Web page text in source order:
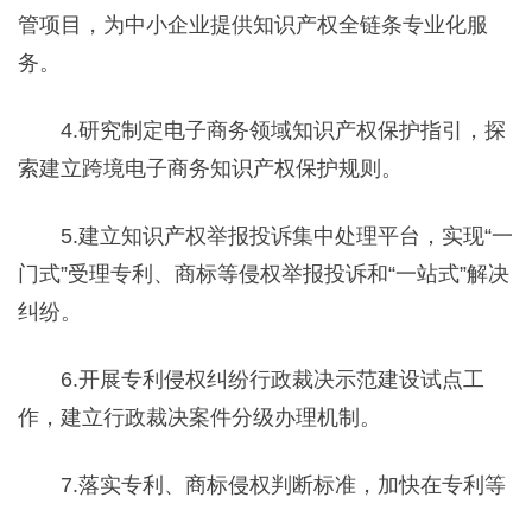
管项目，为中小企业提供知识产权全链条专业化服
务。
4.研究制定电子商务领域知识产权保护指引，探
索建立跨境电子商务知识产权保护规则。
5.建立知识产权举报投诉集中处理平台，实现“一
门式”受理专利、商标等侵权举报投诉和“一站式”解决
纠纷。
6.开展专利侵权纠纷行政裁决示范建设试点工
作，建立行政裁决案件分级办理机制。
7.落实专利、商标侵权判断标准，加快在专利等